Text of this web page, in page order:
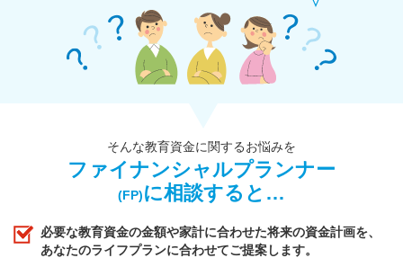
そんな教育資金に関するお悩みを
ファイナンシャルプランナー
(FP)に相談すると…
必要な教育資金の金額や家計に合わせた将来の資金計画を、
あなたのライフプランに合わせてご提案します。